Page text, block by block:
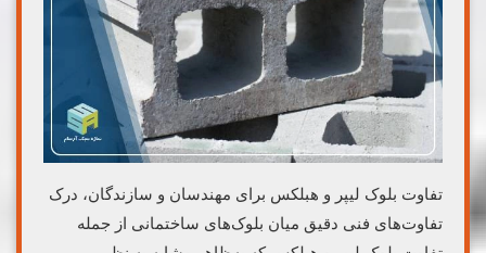
تفاوت بلوک لیپر و هبلکس برای مهندسان و سازندگان، درک
تفاوت‌های فنی دقیق میان بلوک‌های ساختمانی از جمله